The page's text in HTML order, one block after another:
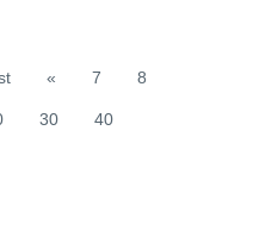
« 7 8
30 40